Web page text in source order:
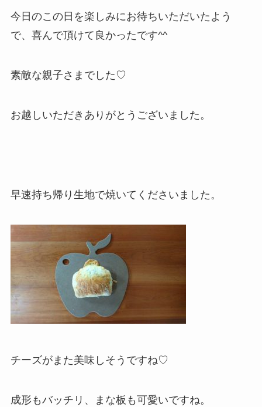
今日のこの日を楽しみにお待ちいただいたよう
で、喜んで頂けて良かったです^^
素敵な親子さまでした♡
お越しいただきありがとうございました。
早速持ち帰り生地で焼いてくださいました。
チーズがまた美味しそうですね♡
成形もバッチリ、まな板も可愛いですね。